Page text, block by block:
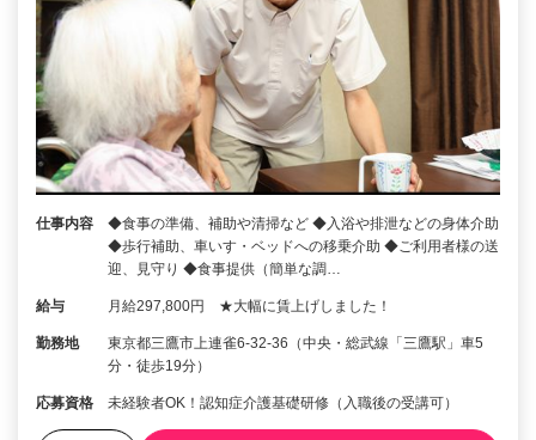
仕事内容
◆食事の準備、補助や清掃など ◆入浴や排泄などの身体介助
◆歩行補助、車いす・ベッドへの移乗介助 ◆ご利用者様の送
迎、見守り ◆食事提供（簡単な調…
給与 月給297,800円 ★大幅に賃上げしました！
勤務地
東京都三鷹市上連雀6-32-36（中央・総武線「三鷹駅」車5
分・徒歩19分）
応募資格 未経験者OK！認知症介護基礎研修（入職後の受講可）